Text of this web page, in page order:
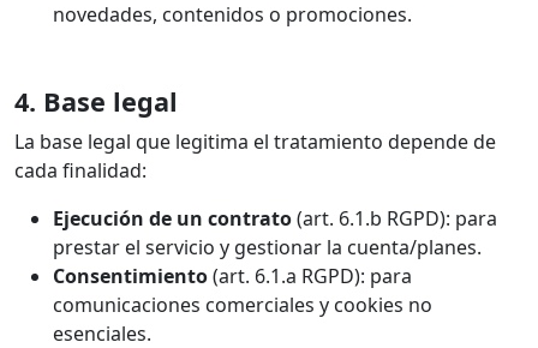
novedades, contenidos o promociones.
4. Base legal
La base legal que legitima el tratamiento depende de
cada finalidad:
Ejecución de un contrato(art. 6.1.b RGPD): para
prestar el servicio y gestionar la cuenta/planes.
Consentimiento(art. 6.1.a RGPD): para
comunicaciones comerciales y cookies no
esenciales.